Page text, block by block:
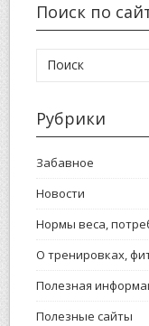
Поиск по
Рубрики
Забавное
Новости
Нормы веса,
О тренировках,
Полезная
Полезные сайты